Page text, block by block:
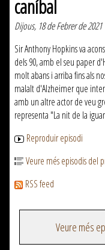
caníbal
Dijous, 18 de Febrer de 2021
Sir Anthony Hopkins va
dels 90, amb el seu paper
molt abans i arriba fins als
malalt d'Alzheimer que
amb un altre actor de veu
representa "La nit de la
Reproduir episodi
Veure més episodis del
RSS feed
Veure més